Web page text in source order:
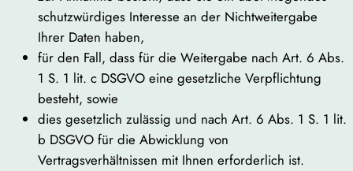
schutzwürdiges Interesse an der Nichtweitergabe
Ihrer Daten haben,
für den Fall, dass für die Weitergabe nach Art. 6 Abs.
1 S. 1 lit. c DSGVO eine gesetzliche Verpflichtung
besteht, sowie
dies gesetzlich zulässig und nach Art. 6 Abs. 1 S. 1 lit.
b DSGVO für die Abwicklung von
Vertragsverhältnissen mit Ihnen erforderlich ist.